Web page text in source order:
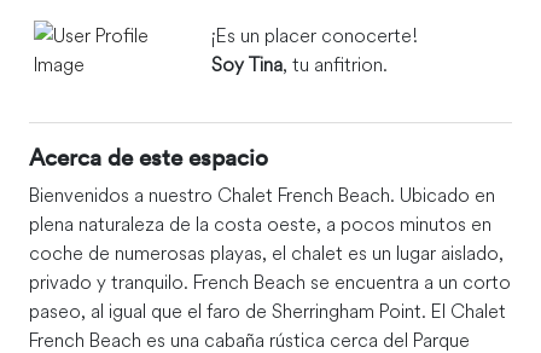
¡Es un placer conocerte!
Soy Tina, tu anfitrion.
Acerca de este espacio
Bienvenidos a nuestro Chalet French Beach. Ubicado en
plena naturaleza de la costa oeste, a pocos minutos en
coche de numerosas playas, el chalet es un lugar aislado,
privado y tranquilo. French Beach se encuentra a un corto
paseo, al igual que el faro de Sherringham Point. El Chalet
French Beach es una cabaña rústica cerca del Parque